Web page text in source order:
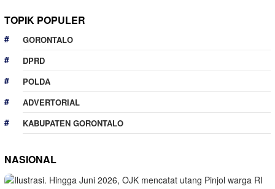
TOPIK POPULER
GORONTALO
DPRD
POLDA
ADVERTORIAL
KABUPATEN GORONTALO
NASIONAL